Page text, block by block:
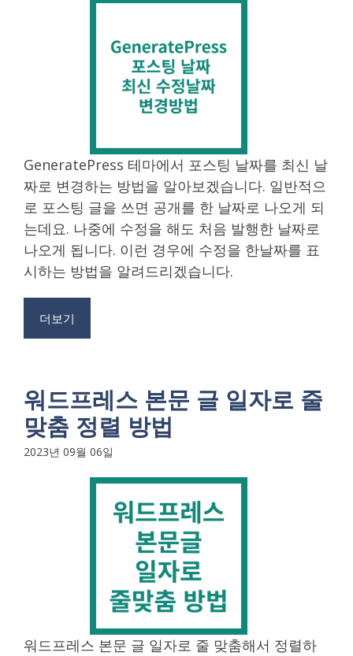
GeneratePress 테마에서 포스팅 날짜를 최신 날
짜로 변경하는 방법을 알아보겠습니다. 일반적으
로 포스팅 글을 쓰면 공개를 한 날짜로 나오게 되
는데요. 나중에 수정을 해도 처음 발행한 날짜로
나오게 됩니다. 이런 경우에 수정을 한날짜를 표
시하는 방법을 알려드리겠습니다.
더보기
워드프레스 본문 글 일자로 줄
맞춤 정렬 방법
2023년 09월 06일
워드프레스 본문 글 일자로 줄 맞춤해서 정렬하